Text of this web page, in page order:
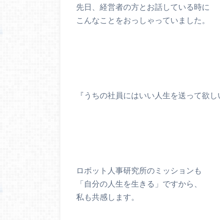
先日、経営者の方とお話している時に
こんなことをおっしゃっていました。
『うちの社員にはいい人生を送って欲し
ロボット人事研究所のミッションも
「自分の人生を生きる」ですから、
私も共感します。